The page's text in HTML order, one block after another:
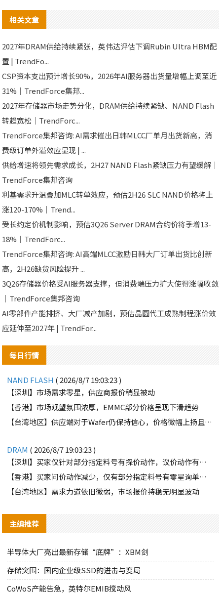
相关文章
2027年DRAM供给持续紧张，英伟达评估下调Rubin Ultra HBM配
置 | TrendFo...
CSP资本支出预计增长90%，2026年AI服务器出货量增幅上调至近
31%｜TrendForce集邦...
2027年存储器市场走势分化，DRAM供给持续紧缺、NAND Flash
转趋宽松｜TrendForc...
TrendForce集邦咨询: AI需求催出日韩MLCC厂单月出货新高，消
费级订单外溢效应显现 | ...
供给增速将领先需求成长，2H27 NAND Flash紧缺压力有望缓解｜
TrendForce集邦咨询
利基需求升温叠加MLC转单效应，预估2H26 SLC NAND价格将上
涨120-170%｜Trend...
受长约定价机制影响，预估3Q26 Server DRAM合约价将季增13-
18%｜TrendForc...
TrendForce集邦咨询: AI高端MLCC激励日韩大厂订单出货比创新
高，2H26缺货风险提升 ...
3Q26存储器价格受AI服务器支撑，但消费端压力扩大使得涨幅收敛
｜TrendForce集邦咨询
AI零部件产能排挤、大厂减产加剧，预估晶圆代工成熟制程涨价效
应延伸至2027年 | TrendFor...
每日行情
NAND FLASH ( 2026/8/7 19:03:23 )
【深圳】市场需求零星，供应商报价稍显被动
【香港】市场观望氛围浓厚，EMMC部分价格呈现下滑趋势
【台湾地区】供应端对于Wafer仍保持信心，价格微幅上扬且惜售态度不变
DRAM ( 2026/8/7 19:03:23 )
【深圳】买家仅针对部分指定料号有探价动作，议价动作有所减少
【香港】买家问价动作减少，仅有部分指定料号有零星询单动作
【台湾地区】需求力道依旧微弱，市场报价持稳无明显波动
主编推荐
半导体大厂亮出最新存储“底牌”：XBM剑
存储突围：国内企业级SSD的进击与变局
CoWoS产能告急，英特尔EMIB搅动风